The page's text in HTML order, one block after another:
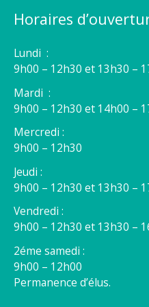
Horaires
Lundi :
9h00 – 12h30 et 13h30 –
Mardi :
9h00 – 12h30 et 14h00 –
Mercredi :
9h00 – 12h30
Jeudi :
9h00 – 12h30 et 13h30 –
Vendredi :
9h00 – 12h30 et 13h30 –
2éme samedi :
9h00 – 12h00
Permanence d’élus.